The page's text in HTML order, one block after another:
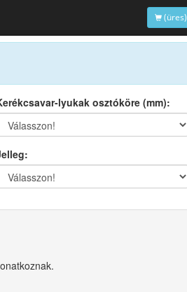
(üres)
lyukak osztóköre (mm):